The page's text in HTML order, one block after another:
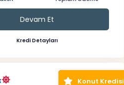
Devam Et
Kredi Detayları
Konut Kredisi